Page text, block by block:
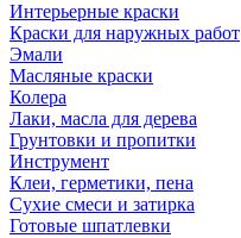
Интерьерные краски
Краски для наружных работ
Эмали
Масляные краски
Колера
Лаки, масла для дерева
Грунтовки и пропитки
Инструмент
Клеи, герметики, пена
Сухие смеси и затирка
Готовые шпатлевки